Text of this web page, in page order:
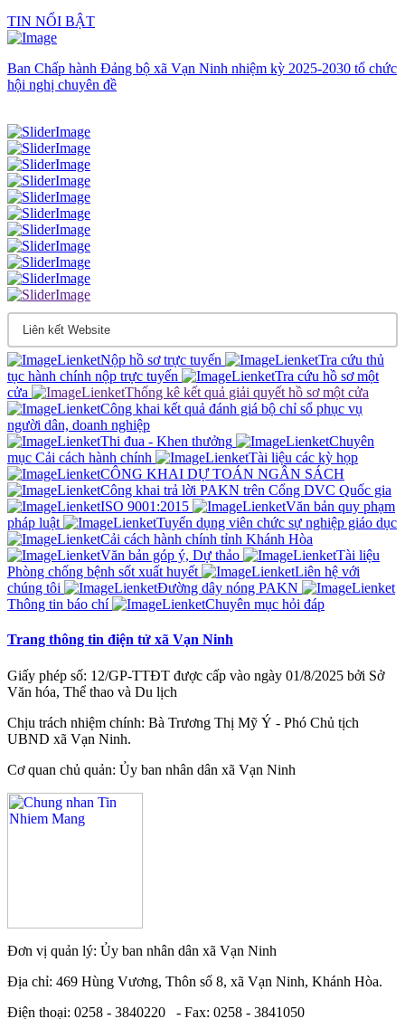
TIN NỔI BẬT
Ban Chấp hành Đảng bộ xã Vạn Ninh nhiệm kỳ 2025-2030 tổ chức
hội nghị chuyên đề
Nộp hồ sơ trực tuyến
Tra cứu thủ
tục hành chính nộp trực tuyến
Tra cứu hồ sơ một
cửa
Thống kê kết quả giải quyết hồ sơ một cửa
Công khai kết quả đánh giá bộ chỉ sổ phục vụ
người dân, doanh nghiệp
Thi đua - Khen thưởng
Chuyên
mục Cải cách hành chính
Tài liệu các kỳ họp
CÔNG KHAI DỰ TOÁN NGÂN SÁCH
Công khai trả lời PAKN trên Cổng DVC Quốc gia
ISO 9001:2015
Văn bản quy phạm
pháp luật
Tuyển dụng viên chức sự nghiệp giáo dục
Cải cách hành chính tỉnh Khánh Hòa
Văn bản góp ý, Dự thảo
Tài liệu
Phòng chống bệnh sốt xuất huyết
Liên hệ với
chúng tôi
Đường dây nóng PAKN
Thông tin báo chí
Chuyên mục hỏi đáp
Trang thông tin điện tử xã Vạn Ninh
Giấy phép số: 12/GP-TTĐT được cấp vào ngày 01/8/2025 bởi Sở
Văn hóa, Thể thao và Du lịch
Chịu trách nhiệm chính: Bà Trương Thị Mỹ Ý - Phó Chủ tịch
UBND xã Vạn Ninh.
Cơ quan chủ quản: Ủy ban nhân dân xã Vạn Ninh
Đơn vị quản lý: Ủy ban nhân dân xã Vạn Ninh
Địa chỉ: 469 Hùng Vương, Thôn số 8, xã Vạn Ninh, Khánh Hòa.
Điện thoại: 0258 - 3840220 - Fax: 0258 - 3841050